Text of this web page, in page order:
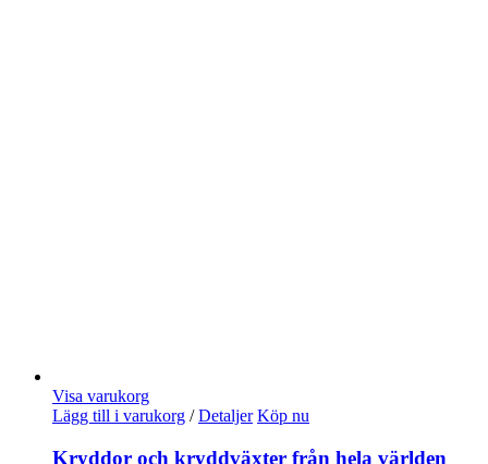
Visa varukorg
Lägg till i varukorg / Detaljer Köp nu
Kryddor och kryddväxter från hela världen